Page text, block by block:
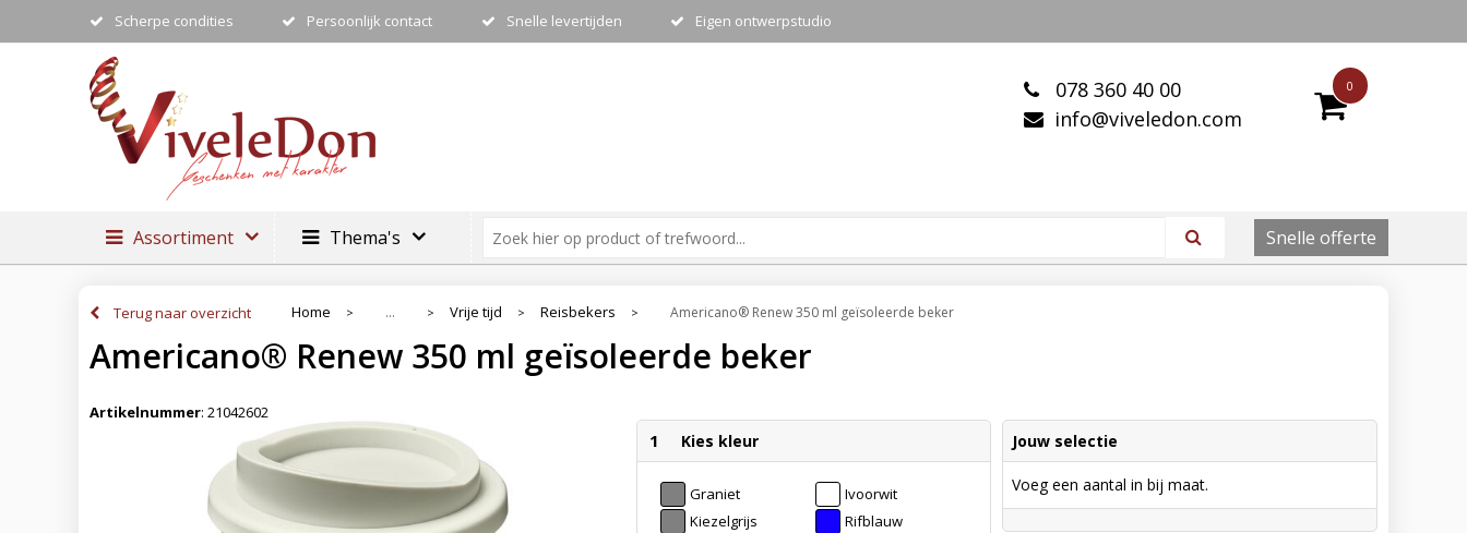
Scherpe condities Persoonlijk contact Snelle levertijden Eigen ontwerpstudio
0
078 360 40 00
info@viveledon.com
Assortiment Thema's Snelle offerte
Terug naar overzicht Home > ... > Vrije tijd > Reisbekers > Americano®­­ Renew 350 ml geïsoleerde beker
Americano®­­ Renew 350 ml geïsoleerde beker
Artikelnummer: 21042602
1 Kies kleur
Graniet
Ivoorwit
Kiezelgrijs
Rifblauw
Jouw selectie
Voeg een aantal in bij maat.